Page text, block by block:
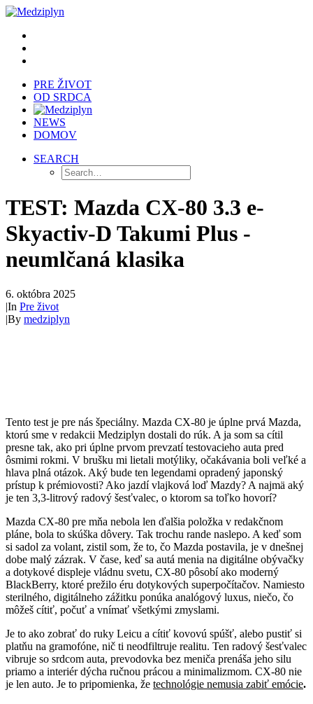
PRE ŽIVOT
OD SRDCA
NEWS
DOMOV
SEARCH
TEST: Mazda CX-80 3.3 e-
Skyactiv-D Takumi Plus -
neumlčaná klasika
6. októbra 2025
|In Pre život
|By medziplyn
Tento test je pre nás špeciálny. Mazda CX-80 je úplne prvá Mazda,
ktorú sme v redakcii Medziplyn dostali do rúk. A ja som sa cítil
presne tak, ako pri úplne prvom prevzatí testovacieho auta pred
ôsmimi rokmi. V brušku mi lietali motýliky, očakávania boli veľké a
hlava plná otázok. Aký bude ten legendami opradený japonský
prístup k prémiovosti? Ako jazdí vlajková loď Mazdy? A najmä aký
je ten 3,3-litrový radový šesťvalec, o ktorom sa toľko hovorí?
Mazda CX-80 pre mňa nebola len ďalšia položka v redakčnom
pláne, bola to skúška dôvery. Tak trochu rande naslepo. A keď som
si sadol za volant, zistil som, že to, čo Mazda postavila, je v dnešnej
dobe malý zázrak. V čase, keď sa autá menia na digitálne obývačky
a dotykové displeje vládnu svetu, CX-80 pôsobí ako moderný
BlackBerry, ktoré prežilo éru dotykových superpočítačov. Namiesto
sterilného, digitálneho zážitku ponúka analógový luxus, niečo, čo
môžeš cítiť, počuť a vnímať všetkými zmyslami.
Je to ako zobrať do ruky Leicu a cítiť kovovú spúšť, alebo pustiť si
platňu na gramofóne, nič ti neodfiltruje realitu. Ten radový šesťvalec
vibruje so srdcom auta, prevodovka bez meniča prenáša jeho silu
priamo a interiér dýcha ručnou prácou a minimalizmom. CX-80 nie
je len auto. Je to pripomienka, že technológie nemusia zabiť emócie.